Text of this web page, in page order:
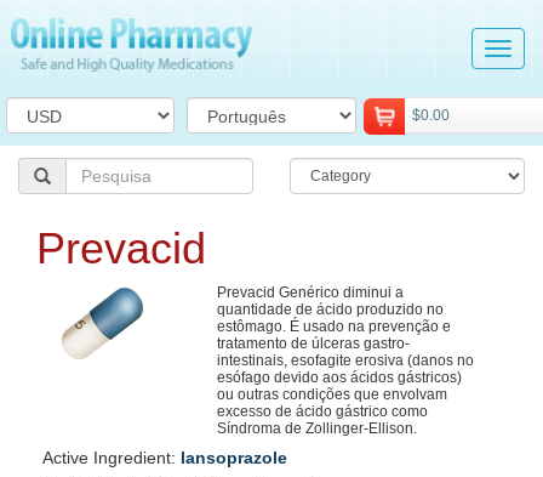
$0.00
Prevacid
Prevacid Genérico diminui a
quantidade de ácido produzido no
estômago. É usado na prevenção e
tratamento de úlceras gastro-
intestinais, esofagite erosiva (danos no
esófago devido aos ácidos gástricos)
ou outras condições que envolvam
excesso de ácido gástrico como
Síndroma de Zollinger-Ellison.
Active Ingredient: lansoprazole